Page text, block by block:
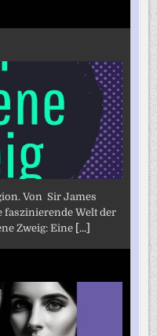
Von Sir James
faszinierende Welt der
Zweig: Eine [...]